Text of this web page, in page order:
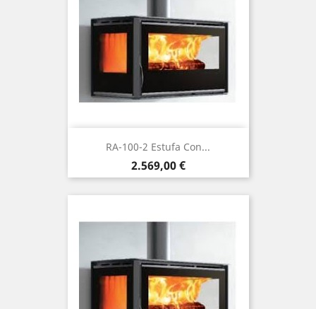
RA-100-2 Estufa Con...
Precio
2.569,00 €